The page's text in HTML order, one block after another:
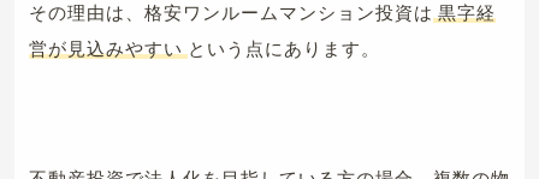
その理由は、格安ワンルームマンション投資は 黒字経
営が見込みやすい という点にあります。